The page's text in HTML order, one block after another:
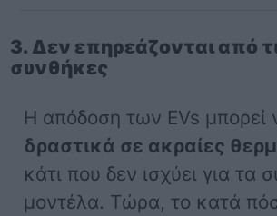
3. Δεν επηρεάζονται από
συνθήκες
Η απόδοση των EVs μπορεί
δραστικά σε ακραίες
κάτι που δεν ισχύει για τα
μοντέλα. Τώρα, το κατά